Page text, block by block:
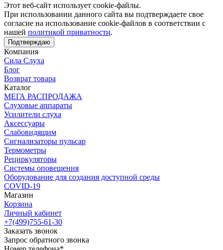
Этот веб-сайт использует cookie-файлы.
При использовании данного сайта вы подтверждаете свое
согласие на использование cookie-файлов в соответствии с
нашей политикой приватности.
Подтверждаю
Компания
Сила Слуха
Блог
Возврат товара
Каталог
МЕГА РАСПРОДАЖА
Слуховые аппараты
Усилители слуха
Аксессуары
Слабовидящим
Сигнализаторы пульсар
Термометры
Рециркуляторы
Cистемы оповещения
Оборудование для создания доступной среды
COVID-19
Магазин
Корзина
Личный кабинет
+7(499)755-61-30
Заказать звонок
Запрос обратного звонка